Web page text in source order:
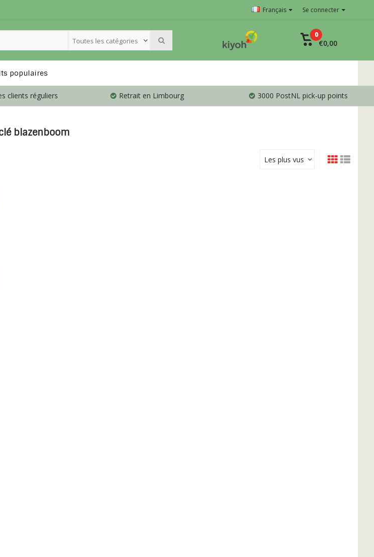
Français Se connecter
Toutes les catégories
0
€0,00
populaires
clients réguliers Retrait en Limbourg 3000 PostNL pick-up points
blazenboom
Les plus vus